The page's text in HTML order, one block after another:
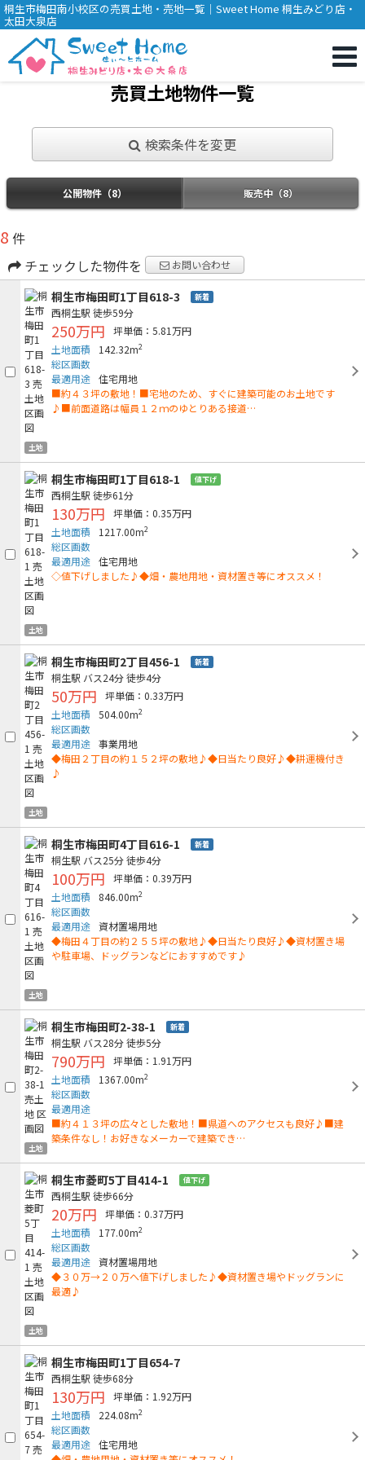
桐生市梅田南小校区の売買土地・売地一覧｜Sweet Home 桐生みどり店・
太田大泉店
売買土地物件一覧
検索条件を変更
公開物件（8） 販売中（8）
8 件
チェックした物件を
お問い合わせ
土地
桐生市梅田町1丁目618-3 新着
西桐生駅 徒歩59分
250万円
坪単価：5.81万円
土地面積
142.32m2
総区画数
最適用途 住宅用地
■約４３坪の敷地！■宅地のため、すぐに建築可能のお土地です
♪■前面道路は幅員１２ｍのゆとりある接道…
土地
桐生市梅田町1丁目618-1 値下げ
西桐生駅 徒歩61分
130万円
坪単価：0.35万円
土地面積
1217.00m2
総区画数
最適用途 住宅用地
◇値下げしました♪◆畑・農地用地・資材置き等にオススメ！
土地
桐生市梅田町2丁目456-1 新着
桐生駅 バス24分徒歩4分
50万円
坪単価：0.33万円
土地面積
504.00m2
総区画数
最適用途 事業用地
◆梅田２丁目の約１５２坪の敷地♪◆日当たり良好♪◆耕運機付き
♪
土地
桐生市梅田町4丁目616-1 新着
桐生駅 バス25分徒歩4分
100万円
坪単価：0.39万円
土地面積
846.00m2
総区画数
最適用途 資材置場用地
◆梅田４丁目の約２５５坪の敷地♪◆日当たり良好♪◆資材置き場
や駐車場、ドッグランなどにおすすめです♪
土地
桐生市梅田町2-38-1 新着
桐生駅 バス28分徒歩5分
790万円
坪単価：1.91万円
土地面積
1367.00m2
総区画数
最適用途
■約４１３坪の広々とした敷地！■県道へのアクセスも良好♪■建
築条件なし！お好きなメーカーで建築でき…
土地
桐生市菱町5丁目414-1 値下げ
西桐生駅 徒歩66分
20万円
坪単価：0.37万円
土地面積
177.00m2
総区画数
最適用途 資材置場用地
◆３０万→２０万へ値下げしました♪◆資材置き場やドッグランに
最適♪
桐生市梅田町1丁目654-7
西桐生駅 徒歩68分
130万円
坪単価：1.92万円
土地面積
224.08m2
総区画数
最適用途 住宅用地